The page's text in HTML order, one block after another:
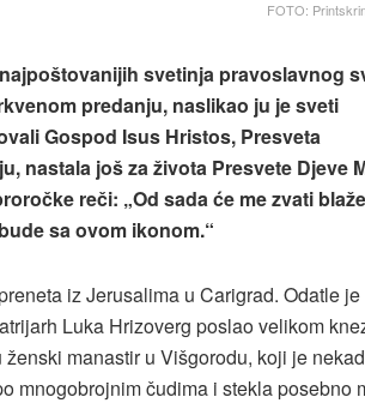
FOTO:
svetinja pravoslavnog
predanju, naslikao ju je sveti
Gospod Isus Hristos, Presveta
nastala još za života Presvete Djeve
reči: „Od sada će me zvati
sa ovom ikonom.“
iz Jerusalima u Carigrad. Odatle je
Luka Hrizoverg poslao velikom
manastir u Višgorodu, koji je
mnogobrojnim čudima i stekla posebno